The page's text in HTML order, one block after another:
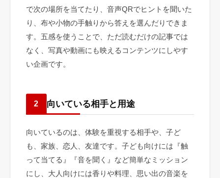
で次の場所を当てたり、音声QRでヒントを聞いた
り、布や小物の手触りから答えを選んだりできま
す。五感を使うことで、ただ読むだけの記事では
なく、写真や動画にも映えるコンテンツにしやす
い企画です。
2 向いている相手と用途
向いているのは、体験を重視する相手や、子ど
も、家族、恋人、友達です。子ども向けには『触
って当てる』『音を聞く』など簡単なミッション
にし、大人向けには香りや料理、思い出の音楽を